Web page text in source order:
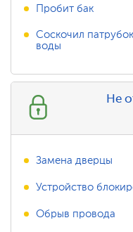
Пробит бак
Соскочил
воды
Не
Замена дверцы
Устройство
Обрыв провода